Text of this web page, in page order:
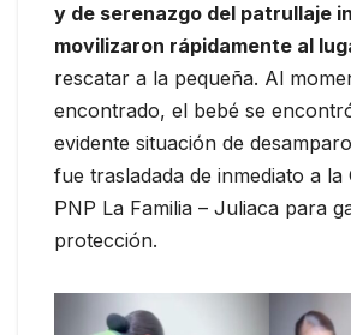
y de serenazgo del patrullaje
movilizaron rápidamente al
rescatar a la pequeña. Al
encontrado, el bebé se
evidente situación de
fue trasladada de inmediato a la
PNP La Familia – Juliaca para
protección.